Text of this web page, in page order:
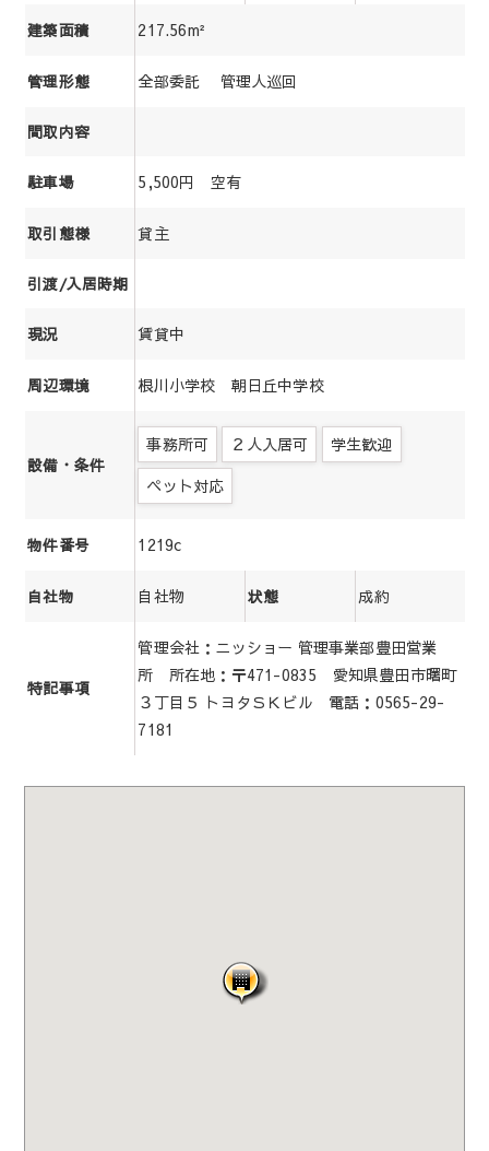
建築面積 217.56m²
管理形態 全部委託 管理人巡回
間取内容
駐車場 5,500円 空有
取引態様 貸主
引渡/入居時期
現況 賃貸中
周辺環境 根川小学校 朝日丘中学校
設備・条件
事務所可 ２人入居可
学生歓迎
ペット対応
物件番号 1219c
自社物 自社物 状態 成約
特記事項
管理会社：ニッショー 管理事業部豊田営業
所 所在地：〒471-0835 愛知県豊田市曙町
３丁目５ トヨタＳＫビル 電話：0565-29-
7181